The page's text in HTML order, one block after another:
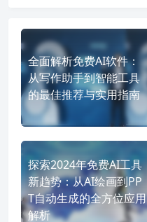
全面解析免费AI软件：
从写作助手到智能工具
的最佳推荐与实用指南
探索2024年免费AI工具
新趋势：从AI绘画到PP
T自动生成的全方位应用
解析